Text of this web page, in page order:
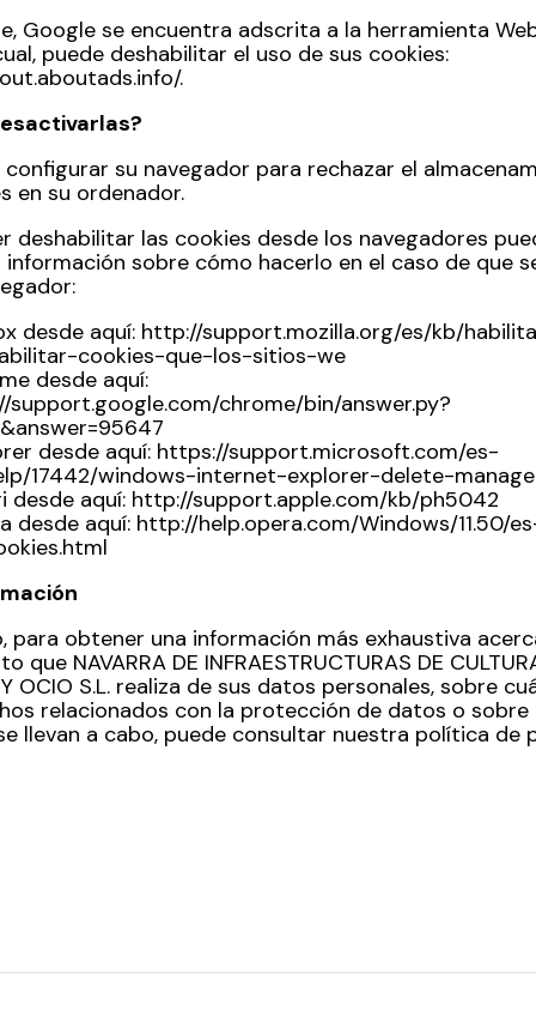
Google se encuentra adscrita a la herramienta
puede deshabilitar el uso de sus cookies:
.
configurar su navegador para rechazar el
en su ordenador.
deshabilitar las cookies desde los navegadores
sobre cómo hacerlo en el caso de que
desde aquí: http://support.mozilla.org/es/kb/
cookies-que-los-sitios-we
desde aquí:
support.google.com/chrome/bin/answer.py?
desde aquí: https://support.microsoft.com/es-
17442/windows-internet-explorer-delete-
desde aquí: http://support.apple.com/kb/ph5042
desde aquí: http://help.opera.com/Windows/11.50/
para obtener una información más exhaustiva
que NAVARRA DE INFRAESTRUCTURAS DE
Y OCIO S.L. realiza de sus datos personales, sobre
relacionados con la protección de datos o sobre
llevan a cabo, puede consultar nuestra política de